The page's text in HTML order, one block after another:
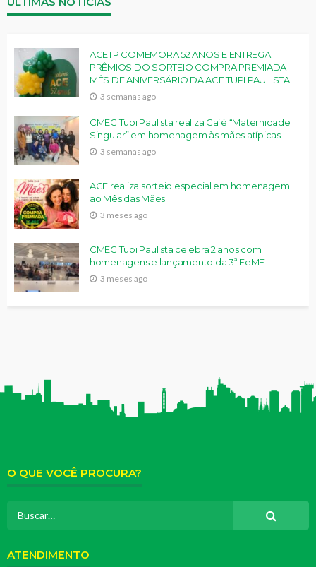
ACETP COMEMORA 52 ANOS E ENTREGA
PRÊMIOS DO SORTEIO COMPRA PREMIADA
MÊS DE ANIVERSÁRIO DA ACE TUPI PAULISTA.
3 semanas ago
CMEC Tupi Paulista realiza Café “Maternidade
Singular” em homenagem às mães atípicas
3 semanas ago
ACE realiza sorteio especial em homenagem
ao Mês das Mães.
3 meses ago
CMEC Tupi Paulista celebra 2 anos com
homenagens e lançamento da 3ª FeME
3 meses ago
O QUE VOCÊ PROCURA?
ATENDIMENTO